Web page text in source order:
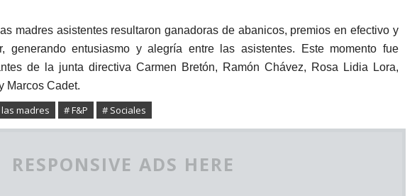
madres asistentes resultaron ganadoras de abanicos, premios en efectivo y
generando entusiasmo y alegría entre las asistentes. Este momento fue
de la junta directiva Carmen Bretón, Ramón Chávez, Rosa Lidia Lora,
Marcos Cadet.
madres # F&P # Sociales
RESPONSIVE ADS HERE